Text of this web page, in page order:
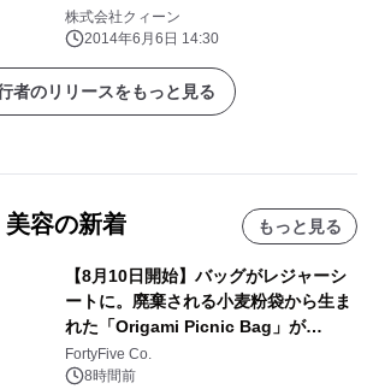
売
株式会社クィーン
2014年6月6日 14:30
者のリリースをもっと見る
容の新着 もっと見る
【8月10日開始】バッグがレジャーシ
ートに。廃棄される小麦粉袋から生ま
れた「Origami Picnic Bag」が
Makuakeに登場
FortyFive Co.
8時間前